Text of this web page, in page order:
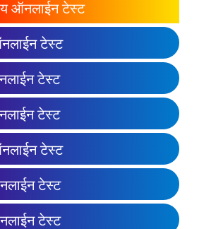
ऑनलाईन टेस्ट
टेस्ट
टेस्ट
टेस्ट
टेस्ट
टेस्ट
टेस्ट